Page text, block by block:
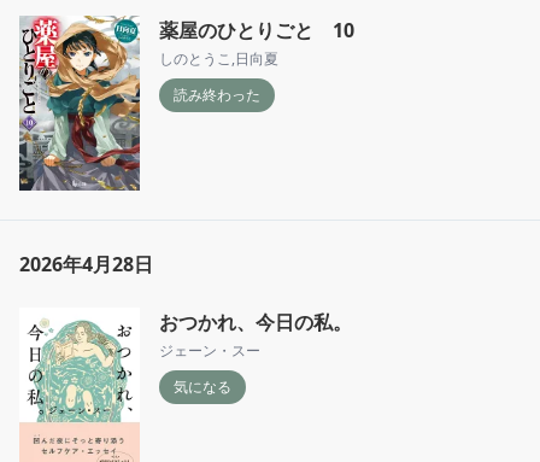
薬屋のひとりごと 10
しのとうこ ,日向夏
読み終わった
2026年4月28日
おつかれ、今日の私。
ジェーン・スー
気になる